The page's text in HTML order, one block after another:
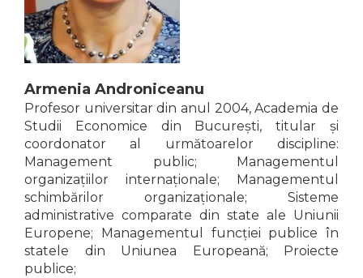
ADMINISTRATIVE
ȘTIINȚE ECONOMICE
ȘTIINȚE EXACTE
PREUNIVERSITARIA
TIMP LIBER
ÎN CURS DE APARIȚIE
NOUTĂȚI
PACHETE DE STUDIU
PROMOȚIILE LUNII
ULTIMELE EXEMPLARE
Cum Cumpăr
Livrare
Politica de Retur
Formular de Retur
Distribuitori
Armenia Androniceanu
Profesor universitar din anul 2004, Academia de
Studii Economice din București, titular și
coordonator al următoarelor discipline:
Management public; Managementul
organizațiilor internaționale; Managementul
schimbărilor organizaționale; Sisteme
administrative comparate din state ale Uniunii
Europene; Managementul funcției publice în
statele din Uniunea Europeană; Proiecte
publice;